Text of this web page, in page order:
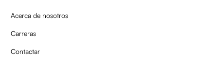
Acerca de nosotros
Carreras
Contactar